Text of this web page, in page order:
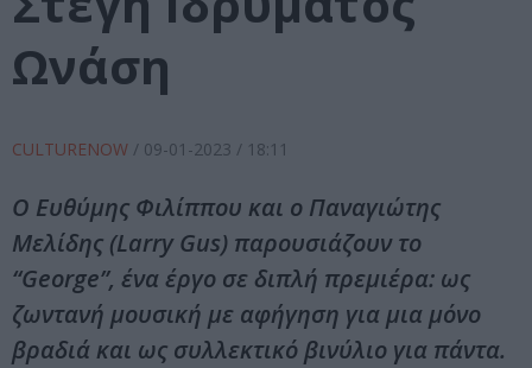
Ωνάση
CULTURENOW / 09-01-2023 / 18:11
Ο Ευθύμης Φιλίππου και ο Παναγιώτης
Μελίδης (Larry Gus) παρουσιάζουν το
“George”, ένα έργο σε διπλή πρεμιέρα: ως
ζωντανή μουσική με αφήγηση για μια μόνο
βραδιά και ως συλλεκτικό βινύλιο για πάντα.